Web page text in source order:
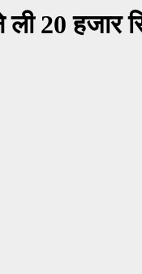
ली 20 हजार